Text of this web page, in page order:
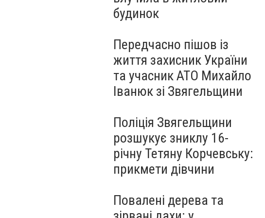
будинок
Передчасно пішов із
життя захисник України
та учасник АТО Михайло
Іванюк зі Звягельщини
Поліція Звягельщини
розшукує зниклу 16-
річну Тетяну Корчевську:
прикмети дівчини
Повалені дерева та